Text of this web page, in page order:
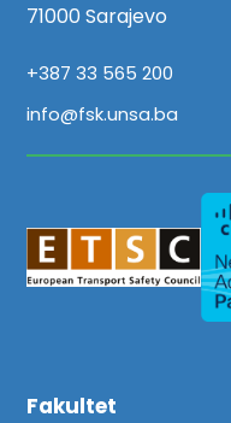
71000 Sarajevo
+387 33 565 200
info@fsk.unsa.ba
Fakultet